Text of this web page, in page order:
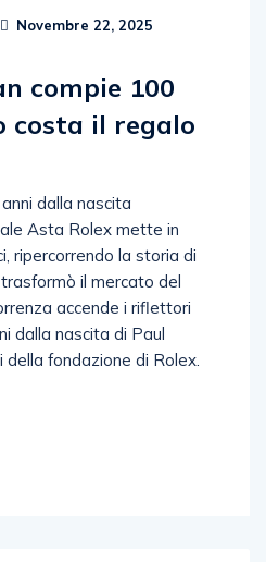
Novembre 22, 2025
compie 100
costa il regalo
dalla nascita
Asta Rolex mette in
ripercorrendo la storia di
il mercato del
accende i riflettori
dalla nascita di Paul
della fondazione di Rolex.